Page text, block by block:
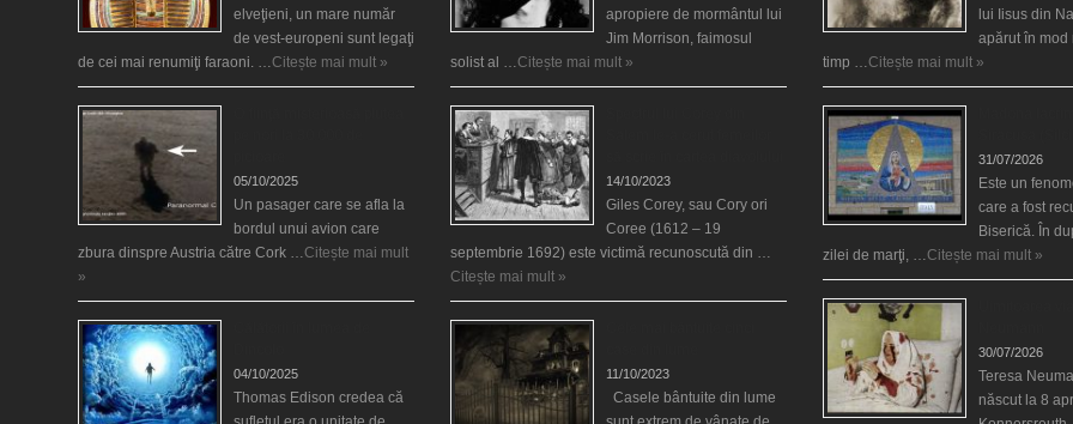
elveţieni, un mare număr
de vest-europeni sunt legaţi
de cei mai renumiţi faraoni. …Citește mai mult »
05/10/2025
Un pasager care se afla la
bordul unui avion care
zbura dinspre Austria către Cork …Citește mai mult
»
04/10/2025
Thomas Edison credea că
apropiere de mormântul lui
Jim Morrison, faimosul
solist al …Citește mai mult »
14/10/2023
Giles Corey, sau Cory ori
Coree (1612 – 19
septembrie 1692) este victimă recunoscută din …
Citește mai mult »
11/10/2023
Casele bântuite din lume
lui Iisus din
apărut în mod
timp …Citește mai mult »
31/07/2026
Este un
care a fost
Biserică. În
zilei de marţi, …Citește mai mult »
30/07/2026
Teresa
născut la 8